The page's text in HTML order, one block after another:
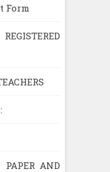
Form
PAPER AND